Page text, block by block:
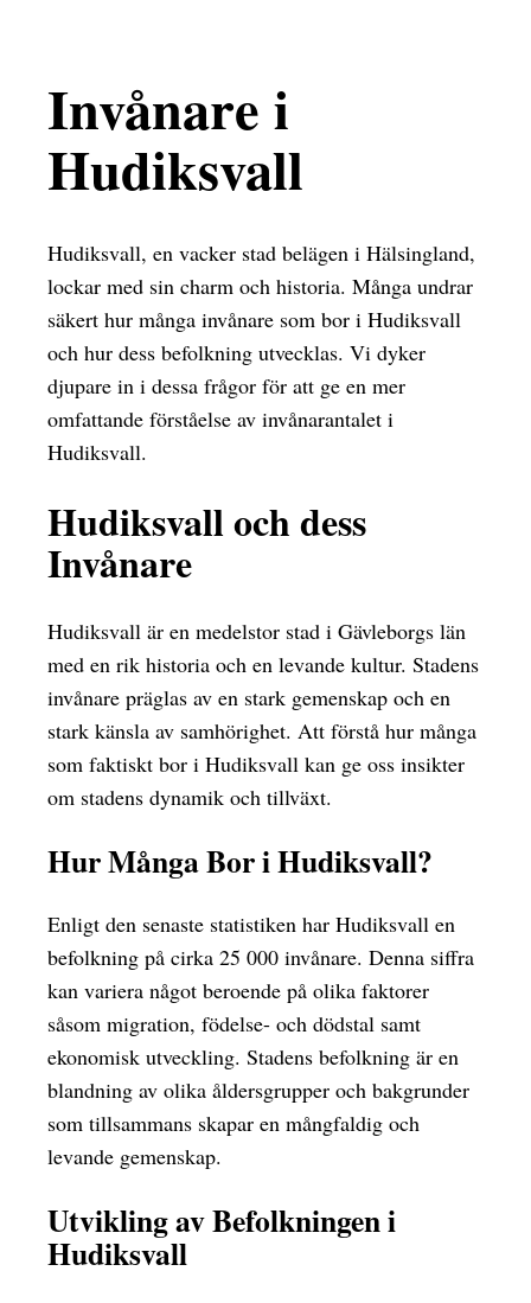
Invånare i
Hudiksvall
Hudiksvall, en vacker stad belägen i Hälsingland,
lockar med sin charm och historia. Många undrar
säkert hur många invånare som bor i Hudiksvall
och hur dess befolkning utvecklas. Vi dyker
djupare in i dessa frågor för att ge en mer
omfattande förståelse av invånarantalet i
Hudiksvall.
Hudiksvall och dess
Invånare
Hudiksvall är en medelstor stad i Gävleborgs län
med en rik historia och en levande kultur. Stadens
invånare präglas av en stark gemenskap och en
stark känsla av samhörighet. Att förstå hur många
som faktiskt bor i Hudiksvall kan ge oss insikter
om stadens dynamik och tillväxt.
Hur Många Bor i Hudiksvall?
Enligt den senaste statistiken har Hudiksvall en
befolkning på cirka 25 000 invånare. Denna siffra
kan variera något beroende på olika faktorer
såsom migration, födelse- och dödstal samt
ekonomisk utveckling. Stadens befolkning är en
blandning av olika åldersgrupper och bakgrunder
som tillsammans skapar en mångfaldig och
levande gemenskap.
Utvikling av Befolkningen i
Hudiksvall